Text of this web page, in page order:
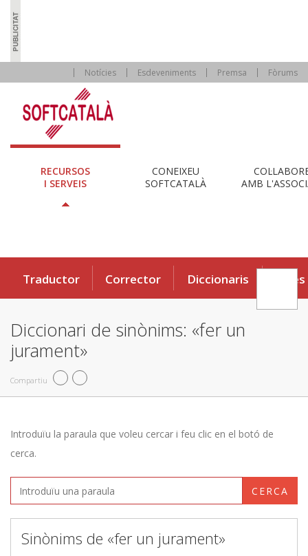
Notícies Esdeveniments Premsa Fòrums
RECURSOS
I SERVEIS
CONEIXEU
SOFTCATALÀ
AMB
Traductor Corrector Diccionaris Eines
Diccionari de sinònims: «fer un
jurament»
Compartiu
Introduïu la paraula que voleu cercar i feu clic en el botó de
cerca.
CERCA
Sinònims de «fer un jurament»